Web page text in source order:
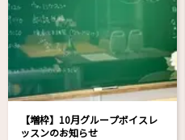
【増枠】10月グループボイスレ
ッスンのお知らせ